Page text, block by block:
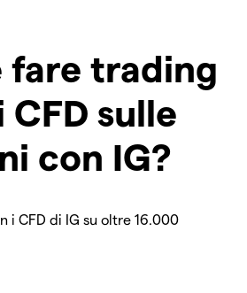
fare trading
CFD sulle
con IG?
i CFD di IG su oltre 16.000